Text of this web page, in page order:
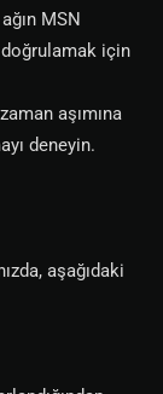
MSN
için
aşımına
deneyin.
aşağıdaki